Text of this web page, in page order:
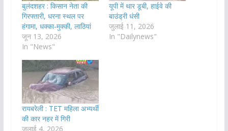
बुलंदशहर : किसान नेता की
गिरफ्तारी, धरना स्थल पर
हंगामा, धक्का-मुक्की, लाठियां
जून 13, 2026
In "News"
यूपी में थार डूबी, हाईवे की
बाउंड्री धंसी
जुलाई 11, 2026
In "Dailynews"
रायबरेली : TET महिला अभ्यर्थी
की कार नहर में गिरी
जुलाई 4, 2026